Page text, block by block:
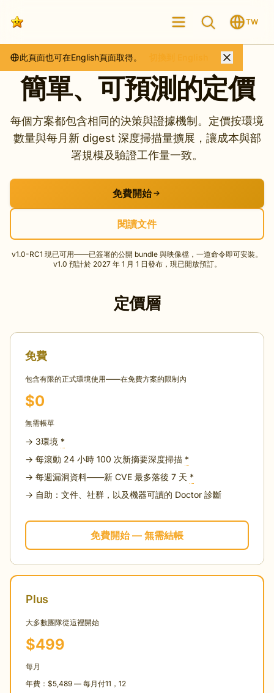
TW
簡單、可預測的定價
每個方案都包含相同的決策與證據機制。定價按環境
數量與每月新 digest 深度掃描量擴展，讓成本與部
署規模及驗證工作量一致。
免費開始
閱讀文件
v1.0-RC1 現已可用——已簽署的公開 bundle 與映像檔，一道命令即可安裝。
v1.0 預計於 2027 年 1 月 1 日發布，現已開放預訂。
定價層
免費
包含有限的正式環境使用——在免費方案的限制內
$0
無需帳單
→ 3環境 *
→ 每滾動 24 小時 100 次新摘要深度掃描 *
→ 每週漏洞資料——新 CVE 最多落後 7 天 *
→ 自助：文件、社群，以及機器可讀的 Doctor 診斷
免費開始 — 無需結帳
Plus
大多數團隊從這裡開始
$499
每月
年費：$5,489 — 每月付11，12
此頁面也可在English頁面取得。